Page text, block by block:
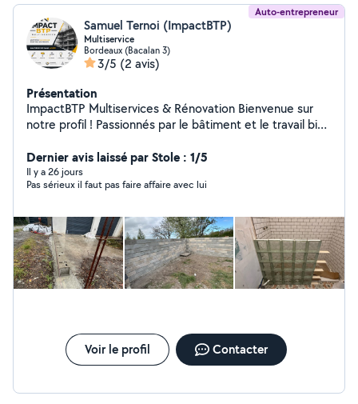
Auto-entrepreneur
Samuel Ternoi (ImpactBTP)
Multiservice
Bordeaux (Bacalan 3)
3/5 (2 avis)
Présentation
ImpactBTP Multiservices & Rénovation Bienvenue sur
notre profil ! Passionnés par le bâtiment et le travail bien
vos travaux de rénovation, d'entretien et de bricolage.
Peinture intérieure et extérieure Petits travaux de
rénovation Montage de meubles et aménagements
petits espaces verts Manutention et aide au
déménagement Divers travaux de bricolage et
multiservices Sérieux, réactifs et soigneux, nous
accordons une grande importance à la qualité du travail
et à la satisfaction de nos clients. Chaque projet est
Dernier avis laissé par Stole : 1/5
Il y a 26 jours
Pas sérieux il faut pas faire affaire avec lui
Voir le profil Contacter